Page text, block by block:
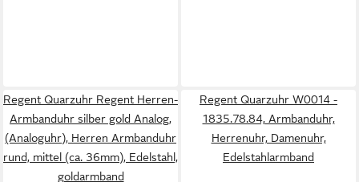
Regent Quarzuhr Regent Herren-
Armbanduhr silber gold Analog,
(Analoguhr), Herren Armbanduhr
rund, mittel (ca. 36mm), Edelstahl,
goldarmband
Regent Quarzuhr W0014 -
1835.78.84, Armbanduhr,
Herrenuhr, Damenuhr,
Edelstahlarmband